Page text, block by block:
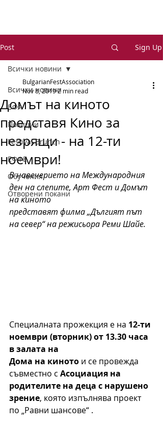
Post Sign Up
Всички новини
БФА
Позиции
Festival Brunch
ЕФФЕ
Обучения
Отворени покани
Всички новини
Домът на киното
представя Кино за
незрящи - на 12-ти
ноември!
BulgarianFestAssociation
Nov 8, 20192 min read
В навечерието на Международния
ден на слепите, Арт Фест и Домът
на киното
представят филма „Дългият път
на север“ на режисьора Реми Шайе.
Специалната прожекция е на 12-ти
ноември (вторник) от 13.30 часа
в залата на
Дома на киното и се провежда
съвместно с Асоциация на
родителите на деца с нарушено
зрение, която изпълнява проект
по „Равни шансове“ .